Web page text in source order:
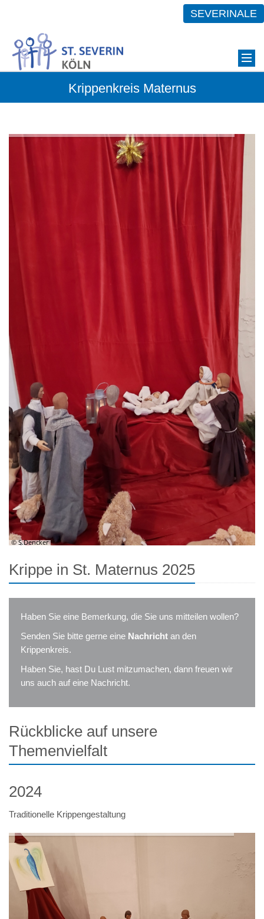
SEVERINALE
Krippenkreis Maternus
© S.Dencker
Krippe in St. Maternus 2025
Haben Sie eine Bemerkung, die Sie uns mitteilen wollen?
Senden Sie bitte gerne eine Nachricht an den
Krippenkreis.
Haben Sie, hast Du Lust mitzumachen, dann freuen wir
uns auch auf eine Nachricht.
Rückblicke auf unsere
Themenvielfalt
2024
Traditionelle Krippengestaltung